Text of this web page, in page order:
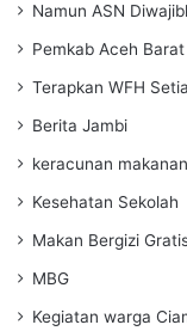
Namun ASN
Pemkab Aceh Barat
Terapkan WFH
Berita Jambi
keracunan makanan
Kesehatan Sekolah
Makan Bergizi
MBG
Kegiatan warga